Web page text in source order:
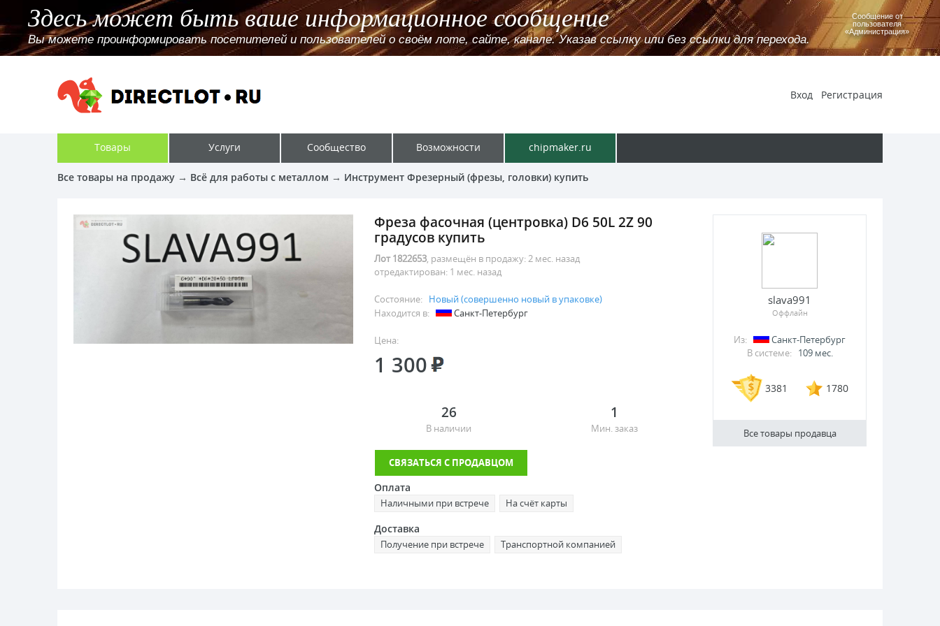
Здесь может быть ваше информационное сообщение
Вы можете проинформировать посетителей и пользователей о своём лоте, сайте, канале. Указав ссылку или без ссылки для перехода.
Сообщение от
пользователя
«Администрация»
Вход Регистрация
Товары Услуги Сообщество Возможности chipmaker.ru
Все товары на продажу → Всё для работы с металлом → Инструмент Фрезерный (фрезы, головки) купить
Фреза фасочная (центровка) D6 50L 2Z 90
градусов купить
Лот 1822653, размещён в продажу:2 мес. назад
отредактирован: 1 мес. назад
Состояние: Новый (совершенно новый в упаковке)
Находится в:
Санкт-Петербург
Цена:
1 300
26
В наличии
1
Мин. заказ
СВЯЗАТЬСЯ С ПРОДАВЦОМ
Оплата
Наличными при встрече На счёт карты
Доставка
Получение при встрече Транспортной компанией
slava991
Оффлайн
Из:
Санкт-Петербург
В системе: 109 мес.
3381 1780
Все товары продавца